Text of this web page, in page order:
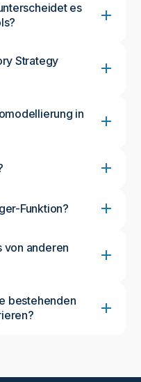
es
Strategy
in
Funktion?
von anderen
bestehenden